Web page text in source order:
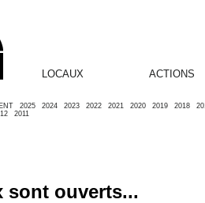
2025 2024 2023 2022 2021 2020 2019 2018
2011
LOCAUX ACTIONS
sont ouverts...